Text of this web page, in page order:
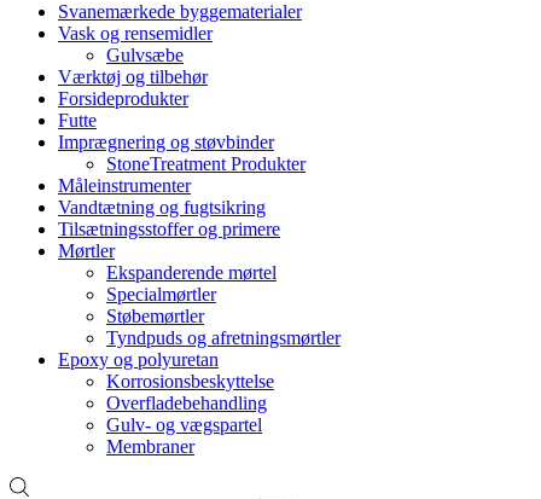
Svanemærkede byggematerialer
Vask og rensemidler
Gulvsæbe
Værktøj og tilbehør
Forsideprodukter
Futte
Imprægnering og støvbinder
StoneTreatment Produkter
Måleinstrumenter
Vandtætning og fugtsikring
Tilsætningsstoffer og primere
Mørtler
Ekspanderende mørtel
Specialmørtler
Støbemørtler
Tyndpuds og afretningsmørtler
Epoxy og polyuretan
Korrosionsbeskyttelse
Overfladebehandling
Gulv- og vægspartel
Membraner